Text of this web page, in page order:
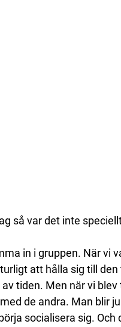
så var det inte
in i gruppen. När vi
att hålla sig till
tiden. Men när vi
de andra. Man blir ju
socialisera sig. Och